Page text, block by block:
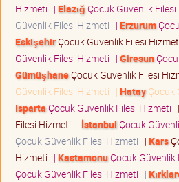
Hizmeti | ElazığÇocuk Güvenlik
Güvenlik Filesi Hizmeti | Erzurum
EskişehirÇocuk Güvenlik Filesi
Güvenlik Filesi Hizmeti | Giresun
GümüşhaneÇocuk Güvenlik Filesi
Güvenlik Filesi Hizmeti | HatayÇocuk
IspartaÇocuk Güvenlik Filesi Hizmeti |
Filesi Hizmeti | İstanbulÇocuk
Çocuk Güvenlik Filesi Hizmeti | Kars
Hizmeti | KastamonuÇocuk Güvenlik
Çocuk Güvenlik Filesi Hizmeti |